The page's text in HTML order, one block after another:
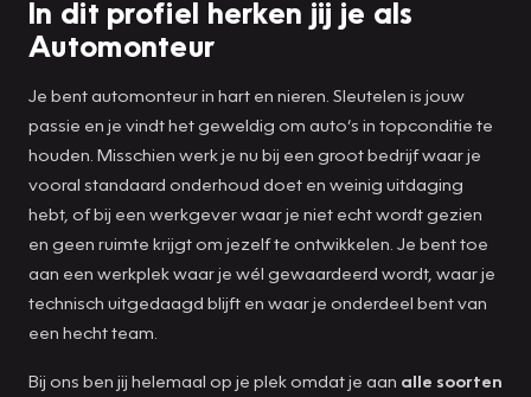
In dit profiel herken jij je als
Automonteur
Je bent automonteur in hart en nieren. Sleutelen is jouw
passie en je vindt het geweldig om auto’s in topconditie te
houden. Misschien werk je nu bij een groot bedrijf waar je
vooral standaard onderhoud doet en weinig uitdaging
hebt, of bij een werkgever waar je niet echt wordt gezien
en geen ruimte krijgt om jezelf te ontwikkelen. Je bent toe
aan een werkplek waar je wél gewaardeerd wordt, waar je
technisch uitgedaagd blijft en waar je onderdeel bent van
een hecht team.
Bij ons ben jij helemaal op je plek omdat je aan alle soorten